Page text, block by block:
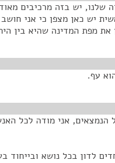
שלנו, יש בזה מרכיבים
יש כאן מצפן כי אני
את מפת המדינה שהיא בין
עף.
הנמצאים, אני מודה לכל
לדון בכל נושא ובייחוד